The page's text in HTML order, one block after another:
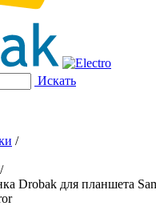
Искать
/
/
Drobak для планшета